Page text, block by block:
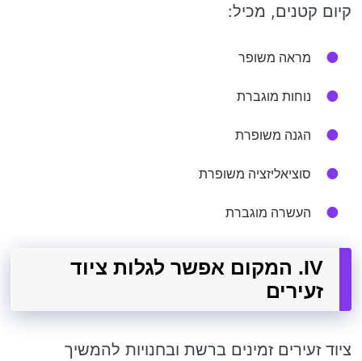
קיום קטנים, מכיל:
מראה משופר
נוחות מוגברת
הגנה משופרת
סוציאליזציה משופרת
העשרה מוגברת
IV. המקום אפשר לגלות ציוד
זעירים
ציוד זעירים זמינים ברשת ובחנויות להמשיך